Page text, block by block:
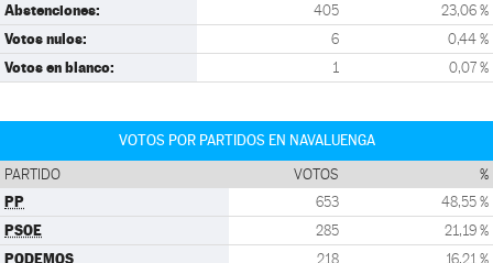
Abstenciones: 405 23,06 %
Votos nulos: 6 0,44 %
Votos en blanco: 1 0,07 %
VOTOS POR PARTIDOS EN NAVALUENGA
PARTIDO VOTOS %
PP 653 48,55 %
PSOE 285 21,19 %
PODEMOS 218 16,21 %